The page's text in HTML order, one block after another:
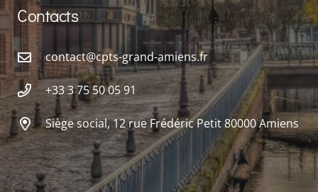
Contacts
contact@cpts-grand-amiens.fr
+33 3 75 50 05 91
Siège social, 12 rue Frédéric Petit 80000 Amiens